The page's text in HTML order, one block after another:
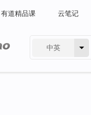
有道精品课 云笔记
中英